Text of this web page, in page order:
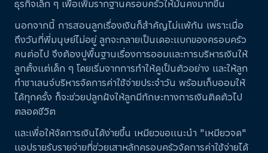
ธุรกิจเล็ก ๆ เพื่อเพิ่มรากฐานครอบครัวให้มั่นคงมากขึ้น
นอกจากนี้ การสอนลูกเรื่องเงินก็สำคัญไม่แพ้กัน เพราะเมื่อ
ถึงวันที่พี่มนุษย์ไม่อยู่ ลูกจะกลายเป็นเดอะแบกของครอบครัว
คนต่อไป จึงต้องปูพื้นฐานเรื่องการออมและการบริหารเงินให้
ลูกตั้งแต่เด็ก ๆ โดยเริ่มจากการทำให้ดูเป็นตัวอย่าง และให้ลูก
ทำชาเลนจ์บริหารจัดการค่าใช้จ่ายประจำวัน พร้อมเก็บออมให้
ได้ทุกครั้ง ก็จะช่วยปลูกฝังให้ลูกมีทักษะทางการเงินติดตัวไป
ตลอดชีวิต
และเพื่อให้จัดการเงินได้ง่ายขึ้น เหมียวขอแนะนํา "เหมียวจด"
แอปรายรับรายจ่ายที่ช่วยเสาหลักครอบครัวจัดการค่าใช้จ่ายได้